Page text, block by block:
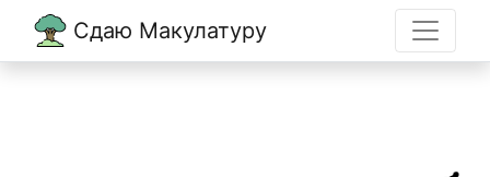
Сдаю Макулатуру